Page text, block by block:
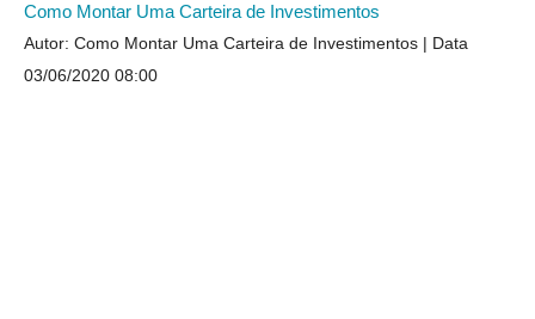
Como Montar Uma Carteira de Investimentos
Autor: Como Montar Uma Carteira de Investimentos
Data
03/06/2020 08:00